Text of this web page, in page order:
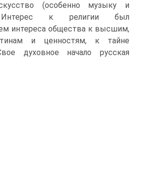
(особенно музыку и
к религии был
интереса общества к высшим,
и ценностям, к тайне
духовное начало русская